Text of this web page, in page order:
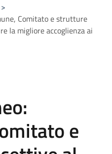
>
Comitato e strutture
la migliore accoglienza ai
e